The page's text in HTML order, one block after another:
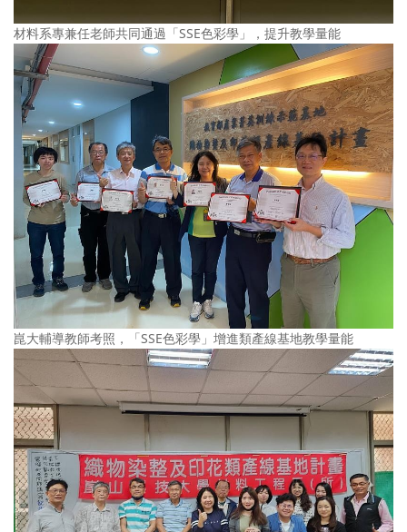
材料系專兼任老師共同通過「SSE色彩學」，提升教學量能
崑大輔導教師考照，「SSE色彩學」增進類產線基地教學量能